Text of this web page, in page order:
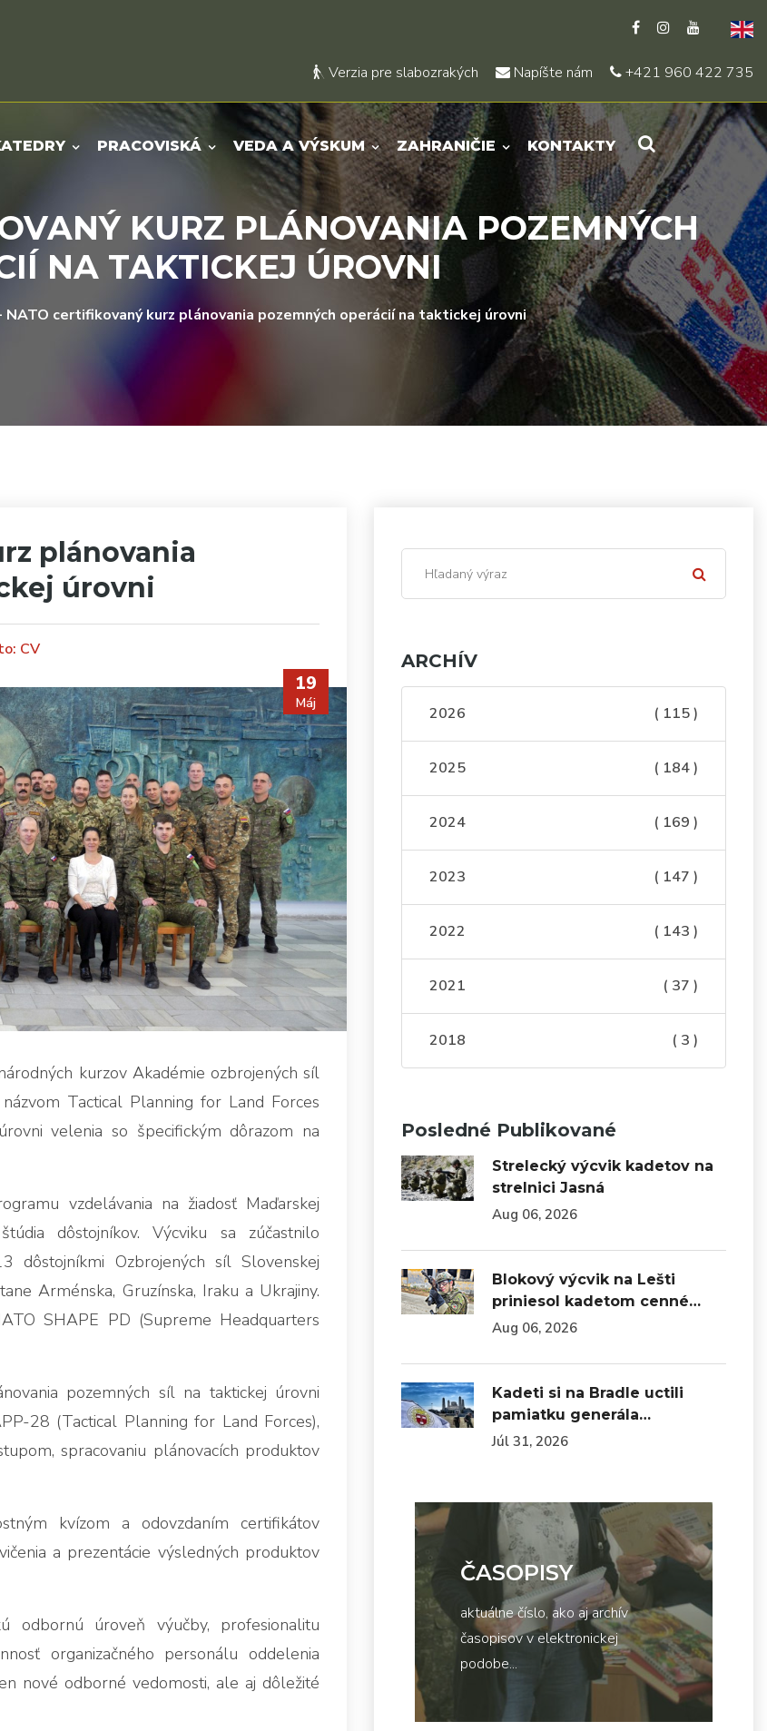
Verzia pre slabozrakých Napíšte nám +421 960 422 735
PRACOVISKÁ VEDA A VÝSKUM ZAHRANIČIE KONTAKTY
KURZ PLÁNOVANIA POZEMNÝCH
NA TAKTICKEJ ÚROVNI
NATO certifikovaný kurz plánovania pozemných operácií na taktickej úrovni
plánovania
úrovni
CV
19
Máj
kurzov Akadémie ozbrojených síl
Tactical Planning for Land Forces
velenia so špecifickým dôrazom na
vzdelávania na žiadosť Maďarskej
dôstojníkov. Výcviku sa zúčastnilo
dôstojníkmi Ozbrojených síl Slovenskej
Arménska, Gruzínska, Iraku a Ukrajiny.
SHAPE PD (Supreme Headquarters
pozemných síl na taktickej úrovni
28 (Tactical Planning for Land Forces),
spracovaniu plánovacích produktov
kvízom a odovzdaním certifikátov
a prezentácie výsledných produktov
odbornú úroveň výučby, profesionalitu
organizačného personálu oddelenia
nové odborné vedomosti, ale aj dôležité
ARCHÍV
2026 ( 115 )
2025 ( 184 )
2024 ( 169 )
2023 ( 147 )
2022 ( 143 )
2021 ( 37 )
2018 ( 3 )
Posledné Publikované
Strelecký výcvik kadetov na
strelnici Jasná
Aug 06, 2026
Blokový výcvik na Lešti
priniesol kadetom cenné…
Aug 06, 2026
Kadeti si na Bradle uctili
pamiatku generála…
Júl 31, 2026
ČASOPISY
aktuálne číslo, ako aj archív
časopisov v elektronickej
podobe...